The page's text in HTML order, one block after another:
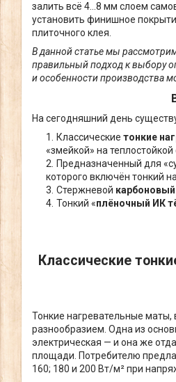
залить всё 4...8 мм слоем
установить финишное
плиточного клея.
В данной статье мы
правильный подход к выбору
и особенности производства
На сегодняшний день
Классические тонкие
«змейкой» на теплостойкой
Предназначенный для
которого включён тонкий
Стержневой
Тонкий «плёночный ИК
Классические
Тонкие нагревательные
разнообразием. Одна из
электрическая — и она же
площади. Потребителю
160; 180 и 200 Вт/м² при